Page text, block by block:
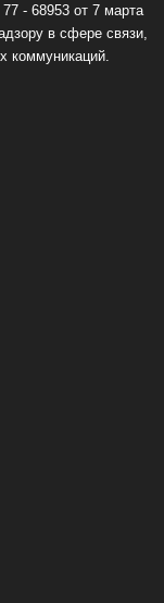
- 68953 от 7 марта
в сфере связи,
коммуникаций.